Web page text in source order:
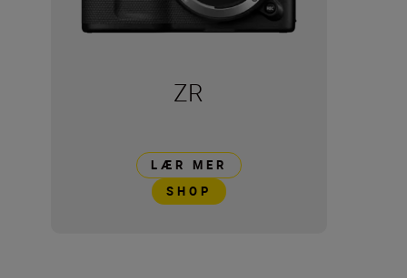
ZR
LÆR MER
SHOP